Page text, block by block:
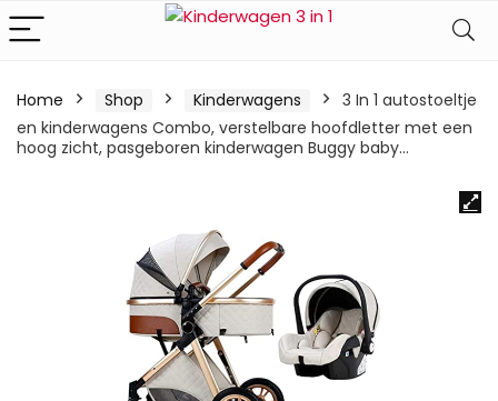
Home Shop Kinderwagens
3 In 1 autostoeltje
en kinderwagens Combo, verstelbare hoofdletter met een
hoog zicht, pasgeboren kinderwagen Buggy baby…